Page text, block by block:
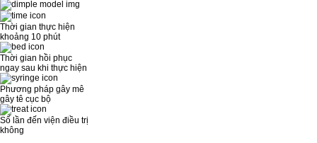
Thời gian thực hiện
khoảng 10 phút
Thời gian hồi phục
ngay sau khi thực hiện
Phương pháp gây mê
gây tê cục bộ
Số lần đến viện điều trị
không